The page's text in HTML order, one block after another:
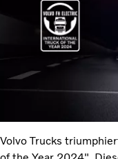
Volvo Trucks